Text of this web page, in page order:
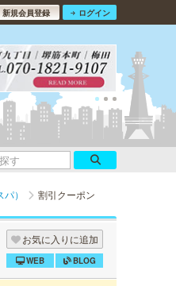
新規会員登録 ログイン
） 割引クーポン
お気に入りに追加
WEB BLOG